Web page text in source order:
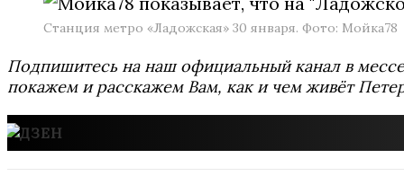
Станция метро «Ладожская» 30 января. Фото: Мойка78
Подпишитесь на наш официальный канал в
покажем и расскажем Вам, как и чем живёт